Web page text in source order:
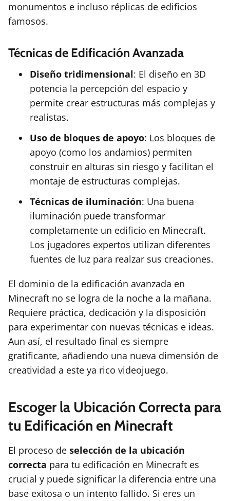
monumentos e incluso réplicas de edificios
famosos.
Técnicas de Edificación Avanzada
Diseño tridimensional: El diseño en 3D
potencia la percepción del espacio y
permite crear estructuras más complejas y
realistas.
Uso de bloques de apoyo: Los bloques de
apoyo (como los andamios) permiten
construir en alturas sin riesgo y facilitan el
montaje de estructuras complejas.
Técnicas de iluminación: Una buena
iluminación puede transformar
completamente un edificio en Minecraft.
Los jugadores expertos utilizan diferentes
fuentes de luz para realzar sus creaciones.
El dominio de la edificación avanzada en
Minecraft no se logra de la noche a la mañana.
Requiere práctica, dedicación y la disposición
para experimentar con nuevas técnicas e ideas.
Aun así, el resultado final es siempre
gratificante, añadiendo una nueva dimensión de
creatividad a este ya rico videojuego.
Escoger la Ubicación Correcta para
tu Edificación en Minecraft
El proceso de selección de la ubicación
correcta para tu edificación en Minecraft es
crucial y puede significar la diferencia entre una
base exitosa o un intento fallido. Si eres un